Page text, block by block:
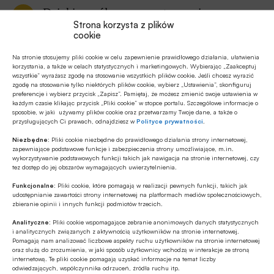
Strona korzysta z plików
cookie
Na stronie stosujemy pliki cookie w celu zapewnienie prawidłowego działania, ułatwienia
korzystania, a także w celach statystycznych i marketingowych. Wybierając „Zaakceptuj
wszystkie” wyrażasz zgodę na stosowanie wszystkich plików cookie. Jeśli chcesz wyrazić
zgodę na stosowanie tylko niektórych plików cookie, wybierz „Ustawienia”, skonfiguruj
preferencje i wybierz przycisk „Zapisz”. Pamiętaj, że możesz zmienić swoje ustawienia w
każdym czasie klikając przycisk „Pliki cookie” w stopce portalu. Szczegółowe informacje o
sposobie, w jaki używamy plików cookie oraz przetwarzamy Twoje dane, a także o
przysługujących Ci prawach, odnajdziesz wPolityce prywatności
Niezbędne: Pliki cookie niezbędne do prawidłowego działania strony internetowej,
zapewniające podstawowe funkcje i zabezpieczenia strony umożliwiające, m.in.
wykorzystywanie podstawowych funkcji takich jak nawigacja na stronie internetowej, czy
tez dostęp do jej obszarów wymagających uwierzytelnienia.
Funkcjonalne: Pliki cookie, które pomagają w realizacji pewnych funkcji, takich jak
udostępnianie zawartości strony internetowej na platformach mediów społecznościowych,
zbieranie opinii i innych funkcji podmiotów trzecich.
Analityczne: Pliki cookie wspomagające zebranie anonimowych danych statystycznych
i analitycznych związanych z aktywnością użytkowników na stronie internetowej.
Pomagają nam analizować liczbowe aspekty ruchu użytkowników na stronie internetowej
oraz służą do zrozumienia, w jaki sposób użytkownicy wchodzą w interakcje ze stroną
internetową. Te pliki cookie pomagają uzyskać informacje na temat liczby
odwiedzających, współczynnika odrzuceń, źródła ruchu itp.
Dzięki współpracy z partnerami
węgierskimi, GPW liczy na uruchomienie
powiązanych z towarami (energia
elektryczna, gaz, produkty rolne) na
przełomie 2023/ 2024
uwarunkowań ‒ cały czas myślimy też o
terminowym rynku gazu i ten rynek może przejść
kompletną rewolucję, ze względu na uruchomienie
Baltic Pipe, kompletną rezygnację z gazu
ogóle z węglowodorów z Rosji przez Europę
Zachodnią.